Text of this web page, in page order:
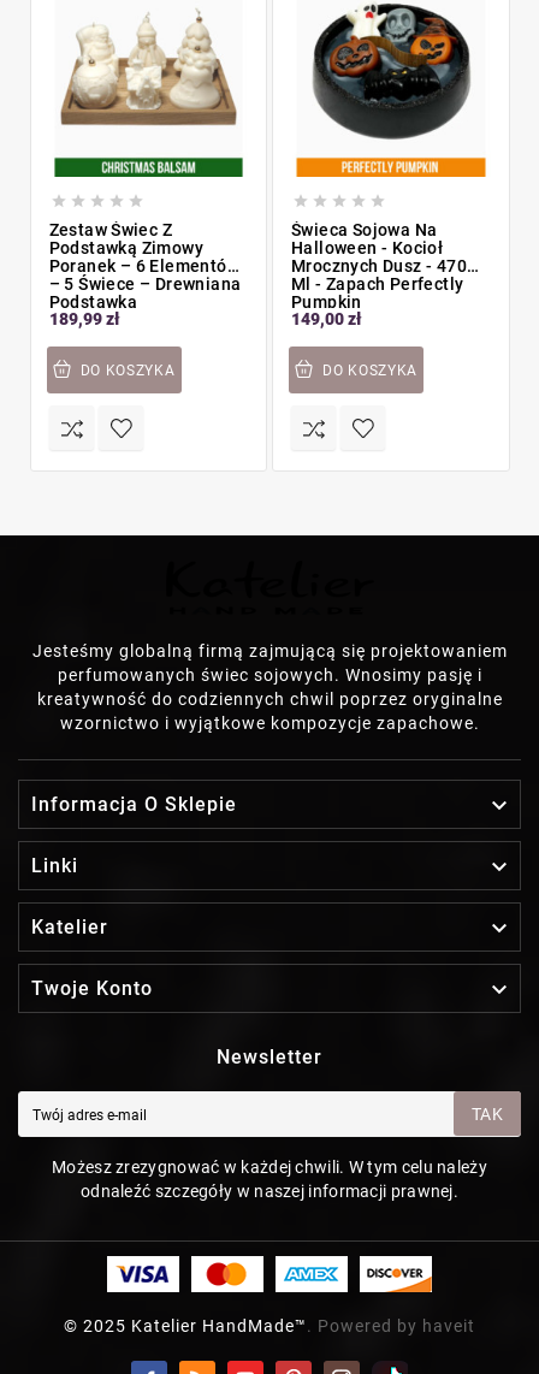
    
Zestaw Świec Z
Podstawką Zimowy
Poranek – 6 Elementów
– 5 Świece – Drewniana
Podstawka
189,99 zł
DO KOSZYKA
    
Świeca Sojowa Na
Halloween - Kocioł
Mrocznych Dusz - 470
Ml - Zapach Perfectly
Pumpkin
149,00 zł
DO KOSZYKA
Jesteśmy globalną firmą zajmującą się projektowaniem
perfumowanych świec sojowych. Wnosimy pasję i
kreatywność do codziennych chwil poprzez oryginalne
wzornictwo i wyjątkowe kompozycje zapachowe.
Informacja O Sklepie 
Linki 
Katelier 
Twoje Konto 
Newsletter
TAK
Możesz zrezygnować w każdej chwili. W tym celu należy
odnaleźć szczegóły w naszej informacji prawnej.
© 2025 Katelier HandMade™. Powered by haveit